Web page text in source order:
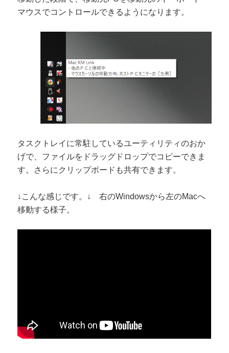
マウスでコントロールできるようになります。
タスクトレイに常駐しているユーティリティのおか
げで、ファイルをドラッグドロップでコピーできま
す。さらにクリップボードも共有できます。
↓こんな感じです。↓ 右のWindowsから左のMacへ
移動する様子。